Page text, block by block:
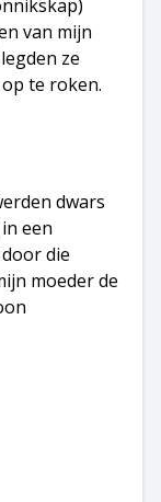
van mijn
ze
te roken.
dwars
een
die
moeder de